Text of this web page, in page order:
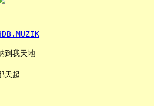
到我天地
天起